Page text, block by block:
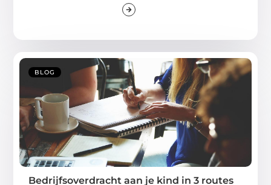
BLOG
Bedrijfsoverdracht aan je kind in 3 routes